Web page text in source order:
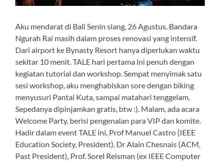
Aku mendarat di Bali Senin siang, 26 Agustus. Bandara
Ngurah Rai masih dalam proses renovasi yang intensif.
Dari airport ke Bynasty Resort hanya diperlukan waktu
sekitar 10 menit. TALE hari pertama ini penuh dengan
kegiatan tutorial dan workshop. Sempat menyimak satu
sesi workshop, aku menghabiskan sore dengan biking
menyusuri Pantai Kuta, sampai matahari tenggelam.
Sepedanya dipinjamkan gratis, btw :). Malam, ada acara
Welcome Party, berisi pengenalan para VIP dan komite.
Hadir dalam event TALE ini, Prof Manuel Castro (IEEE
Education Society, President), Dr Alain Chesnais (ACM,
Past President), Prof. Sorel Reisman (ex IEEE Computer